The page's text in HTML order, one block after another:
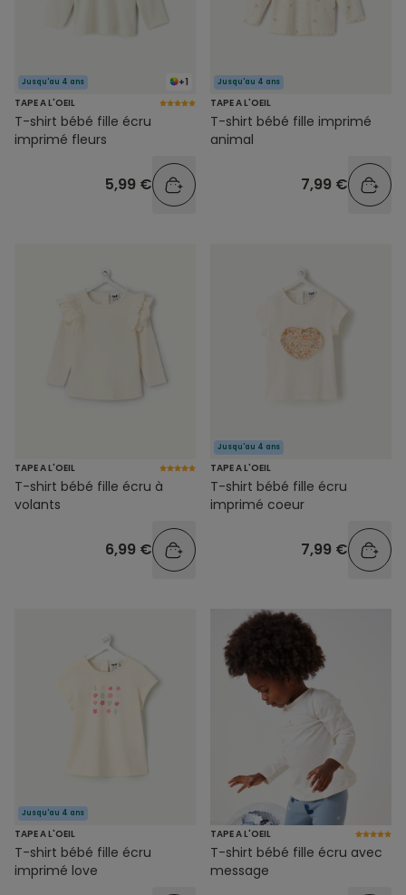
+1
Jusqu'au 4 ans
TAPE A L'OEIL
T-shirt bébé fille écru
imprimé fleurs
5,99 €
Jusqu'au 4 ans
TAPE A L'OEIL
T-shirt bébé fille imprimé
animal
7,99 €
TAPE A L'OEIL
T-shirt bébé fille écru à
volants
6,99 €
Jusqu'au 4 ans
TAPE A L'OEIL
T-shirt bébé fille écru
imprimé coeur
7,99 €
Jusqu'au 4 ans
TAPE A L'OEIL
T-shirt bébé fille écru
imprimé love
TAPE A L'OEIL
T-shirt bébé fille écru avec
message